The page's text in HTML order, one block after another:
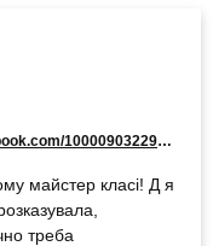
https://www.facebook.com/100009032291139
майстер класі! Д я
треба